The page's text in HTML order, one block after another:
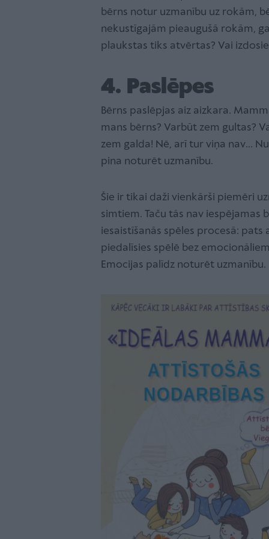
bērns notur uzmanību uz rokām,
nekustīgajām pieaugušā rokām,
plaukstas tiks atvērtas? Vai
4. Paslēpes
Bērns paslēpjas aiz aizkara.
mans bērns? Varbūt zem gultas?
zem galda! Nē, arī tur viņa nav...
pina noturēt uzmanību.
Šie ir tikai daži vienkārši piemēri
simtiem. Taču tās nav iespējamas
iesaistīšanās spēles procesā: pats
piedalīsies spēlē bez
Emocijas palīdz noturēt uzmanību.